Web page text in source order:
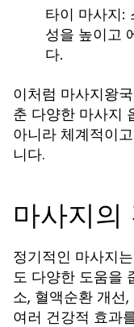
타이 마사지:
성을 높이고
다.
이처럼 마사지왕국
춘 다양한 마사지
아니라 체계적이
니다.
마사지의
정기적인 마사지
도 다양한 도움을
소, 혈액순환 개선
여러 건강적 효과